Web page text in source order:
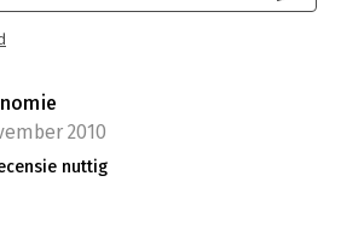
2010
nuttig